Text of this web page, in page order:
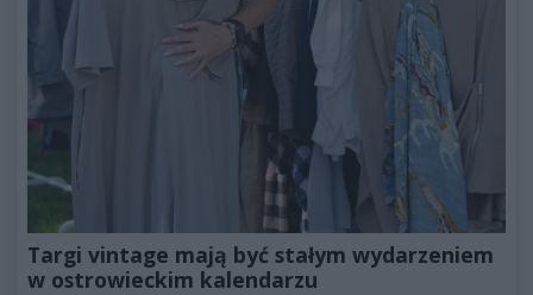
Targi vintage mają być stałym wydarzeniem
w ostrowieckim kalendarzu